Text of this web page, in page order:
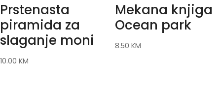
Prstenasta
piramida za
slaganje moni
10.00 KM
Mekana knjiga
Ocean park
8.50 KM